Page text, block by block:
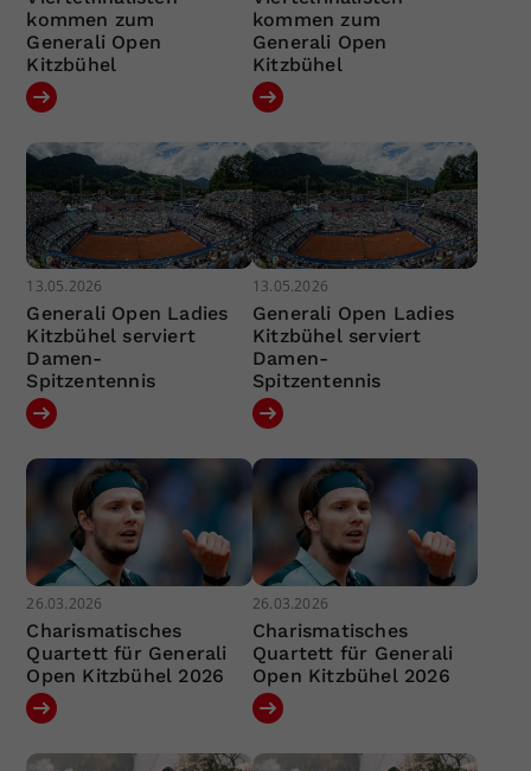
kommen zum
Generali Open
Kitzbühel
kommen zum
Generali Open
Kitzbühel
13.05.2026
Generali Open Ladies
Kitzbühel serviert
Damen-
Spitzentennis
13.05.2026
Generali Open Ladies
Kitzbühel serviert
Damen-
Spitzentennis
26.03.2026
Charismatisches
Quartett für Generali
Open Kitzbühel 2026
26.03.2026
Charismatisches
Quartett für Generali
Open Kitzbühel 2026